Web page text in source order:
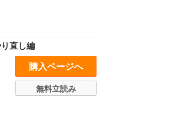
直し編
購入ページへ
無料立読み